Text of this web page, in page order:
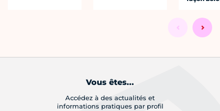
Vous êtes...
Accédez à des actualités et
informations pratiques par profil